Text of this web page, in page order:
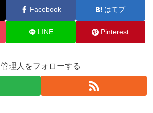
Facebook はてブ
LINE Pinterest
管理人をフォローする